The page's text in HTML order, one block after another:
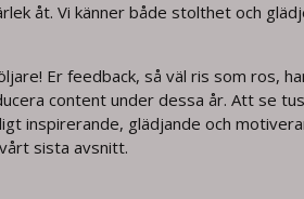
med Karsten Ahlbeck
åt. Vi känner både stolthet och
Er feedback, så väl ris som ros,
content under dessa år. Att se
inspirerande, glädjande och
sista avsnitt.